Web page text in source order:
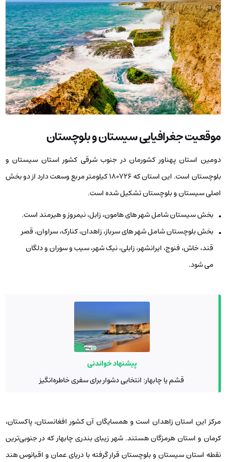
موقعیت جغرافیایی سیستان و بلوچستان
دومین استان پهناور کشورمان در جنوب شرقی کشور استان سیستان و
بلوچستان است. این استان که ۱۸۰۷۲۶ کیلومتر مربع وسعت دارد از دو بخش
اصلی سیستان و بلوچستان تشکیل شده است.
بخش سیستان شامل شهر های هامون، زابل، نیمروز و هیرمند است.
بخش بلوچستان شامل شهر های سرباز، زاهدان، کنارک، سراوان، قصر
قند، خاش، فنوج، ایرانشهر، زابلی، نیک شهر، سیب و سوران و دلگان
می ‌شود.
پیشنهاد خواندنی
قشم یا چابهار: انتخابی دشوار برای سفری خاطره‌انگیز
مرکز این استان زاهدان است و همسایگان آن کشور افغانستان، پاکستان،
کرمان و استان هرمزگان هستند. شهر زیبای بندری چابهار که در جنوبی‌ترین
نقطه استان سیستان و بلوچستان قرار گرفته با دریای عمان و اقیانوس هند